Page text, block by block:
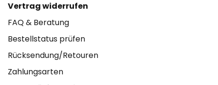
Vertrag widerrufen
FAQ & Beratung
Bestellstatus prüfen
Rücksendung/Retouren
Zahlungsarten